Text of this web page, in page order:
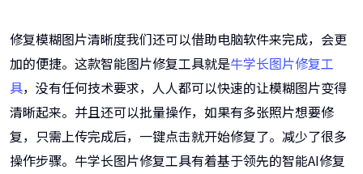
修复模糊图片清晰度我们还可以借助电脑软件来完成，会更
加的便捷。这款智能图片修复工具就是牛学长图片修复工
具，没有任何技术要求，人人都可以快速的让模糊图片变得
清晰起来。并且还可以批量操作，如果有多张照片想要修
复，只需上传完成后，一键点击就开始修复了。减少了很多
操作步骤。牛学长图片修复工具有着基于领先的智能AI修复